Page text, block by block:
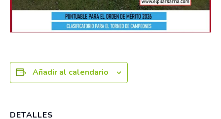
Añadir al calendario
DETALLES